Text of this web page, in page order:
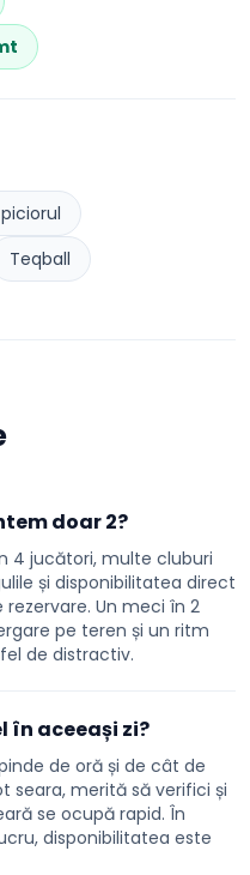
Teqball
doar 2?
4 jucători, multe cluburi
și disponibilitatea direct
Un meci în 2
pe teren și un ritm
de distractiv.
în aceeași zi?
de oră și de cât de
seara, merită să verifici și
se ocupă rapid. În
disponibilitatea este